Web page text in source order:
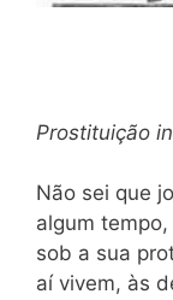
Prostituição
Não sei que
algum
sob a sua
aí vivem, às